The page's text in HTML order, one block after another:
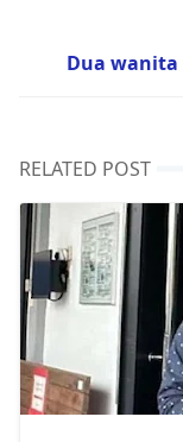
Dua
RELATED POST